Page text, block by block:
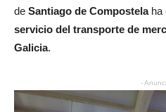
de Santiago de Compostelaha
servicio del transporte de
Galicia.
-